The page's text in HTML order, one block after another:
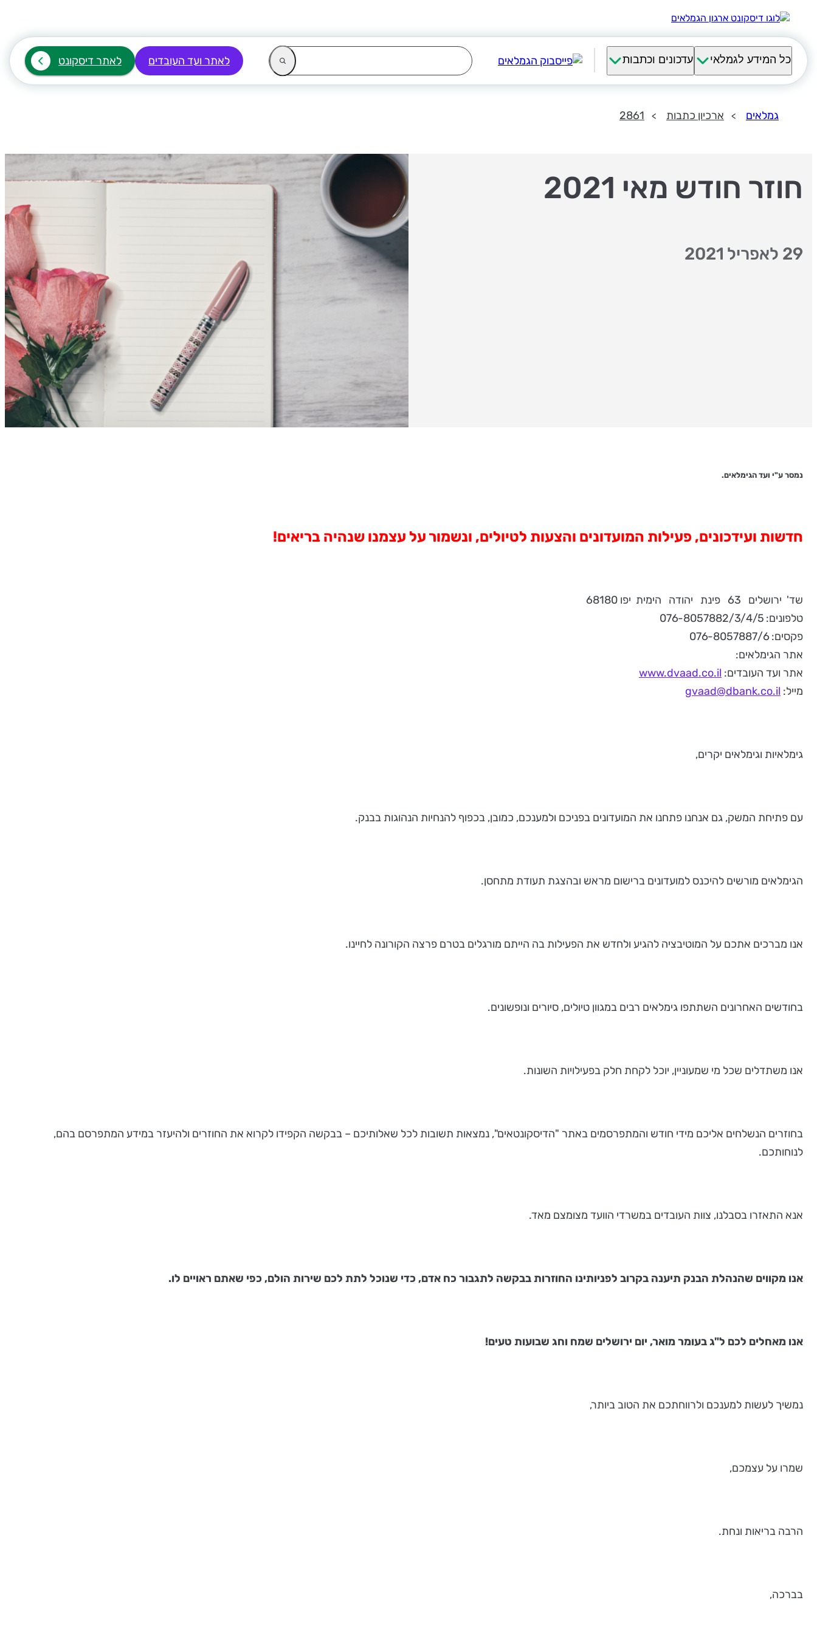
כל המידע לגמלאי עדכונים וכתבות לאתר ועד העובדים לאתר דיסקונט
גמלאים ארכיון כתבות 2861
חוזר חודש מאי 2021
29 לאפריל 2021
נמסר ע"י ועד הגימלאים.
חדשות ועידכונים, פעילות המועדונים והצעות לטיולים, ונשמור על עצמנו שנהיה בריאים!
שד' ירושלים 63 פינת יהודה הימית יפו 68180
טלפונים: 076-8057882/3/4/5
פקסים: 076-8057887/6
אתר הגימלאים:
אתר ועד העובדים: www.dvaad.co.il
מייל: gvaad@dbank.co.il
גימלאיות וגימלאים יקרים,
עם פתיחת המשק, גם אנחנו פתחנו את המועדונים בפניכם ולמענכם, כמובן, בכפוף להנחיות הנהוגות בבנק.
הגימלאים מורשים להיכנס למועדונים ברישום מראש ובהצגת תעודת מתחסן.
אנו מברכים אתכם על המוטיבציה להגיע ולחדש את הפעילות בה הייתם מורגלים בטרם פרצה הקורונה לחיינו.
בחודשים האחרונים השתתפו גימלאים רבים במגוון טיולים, סיורים ונופשונים.
אנו משתדלים שכל מי שמעוניין, יוכל לקחת חלק בפעילויות השונות.
בחוזרים הנשלחים אליכם מידי חודש והמתפרסמים באתר "הדיסקונטאים", נמצאות תשובות לכל שאלותיכם – בבקשה הקפידו לקרוא את החוזרים ולהיעזר במידע המתפרסם בהם,
לנוחותכם.
אנא התאזרו בסבלנו, צוות העובדים במשרדי הוועד מצומצם מאד.
אנו מקווים שהנהלת הבנק תיענה בקרוב לפניותינו החוזרות בבקשה לתגבור כח אדם, כדי שנוכל לתת לכם שירות הולם, כפי שאתם ראויים לו.
אנו מאחלים לכם ל"ג בעומר מואר, יום ירושלים שמח וחג שבועות טעים!
נמשיך לעשות למענכם ולרווחתכם את הטוב ביותר,
שמרו על עצמכם,
הרבה בריאות ונחת.
בברכה,